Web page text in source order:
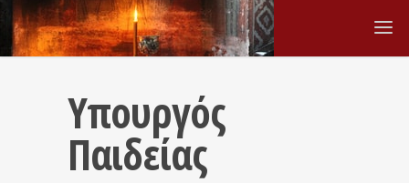
Υπουργός
Παιδείας